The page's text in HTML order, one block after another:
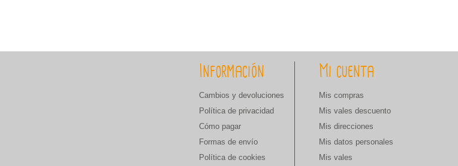
Mi cuenta
Mis compras
Mis vales descuento
Mis direcciones
Mis datos personales
Mis vales
Información
Cambios y devoluciones
Política de privacidad
Cómo pagar
Formas de envío
Política de cookies